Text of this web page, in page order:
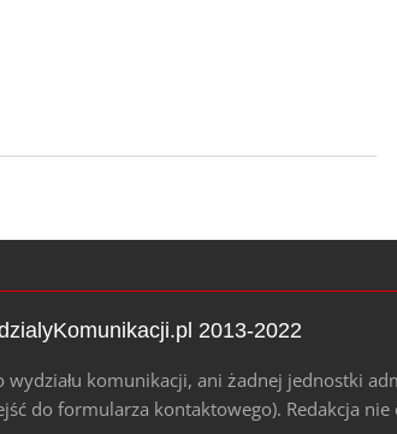
2013-2022
komunikacji, ani żadnej jednostki
do formularza kontaktowego). Redakcja